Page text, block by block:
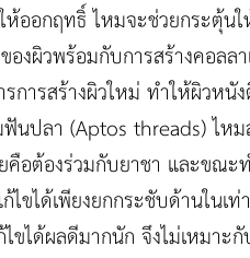
ออกฤทธิ์ ไหมจะช่วยกระตุ้นใ
งผิวพร้อมกับการสร้างคอลล
การสร้างผิวใหม่ ทำให้ผิวห
นปลา (Aptos threads) ไห
อต้องร่วมกับยาชา และขณะ
ขได้เพียงยกกระชับด้านใน
ขได้ผลดีมากนัก จึงไม่เหมา